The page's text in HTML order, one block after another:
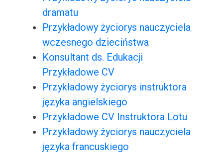
dramatu
Przykładowy życiorys nauczyciela
wczesnego dzieciństwa
Konsultant ds. Edukacji
Przykładowe CV
Przykładowy życiorys instruktora
języka angielskiego
Przykładowe CV Instruktora Lotu
Przykładowy życiorys nauczyciela
języka francuskiego